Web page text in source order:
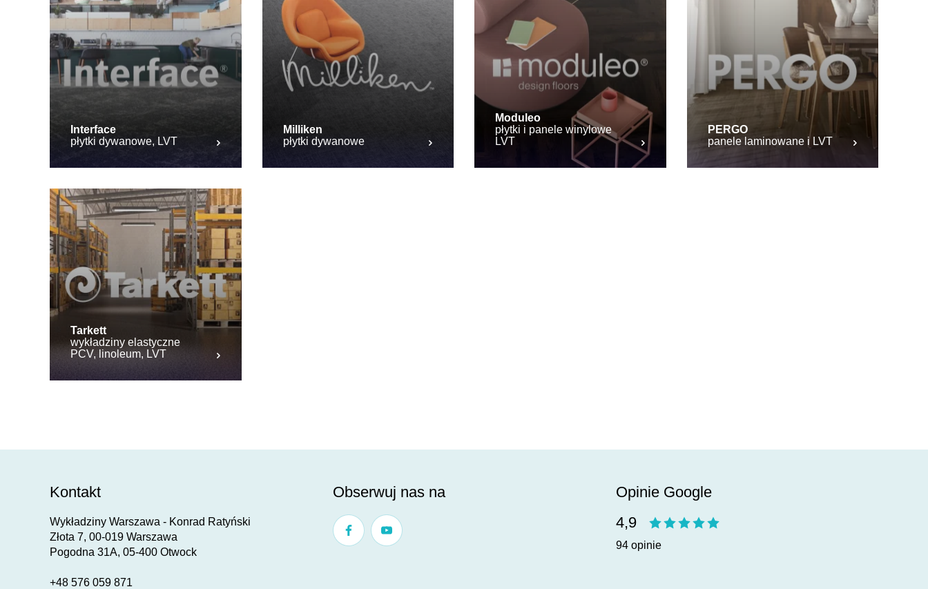
Interface
płytki dywanowe, LVT
Milliken
płytki dywanowe
Moduleo
płytki i panele winylowe
LVT
PERGO
panele laminowane i LVT
Tarkett
wykładziny elastyczne
PCV, linoleum, LVT
Kontakt
Wykładziny Warszawa - Konrad Ratyński
Złota 7, 00-019 Warszawa
Pogodna 31A, 05-400 Otwock
+48 576 059 871
Obserwuj nas na
Opinie Google
4,9
94 opinie